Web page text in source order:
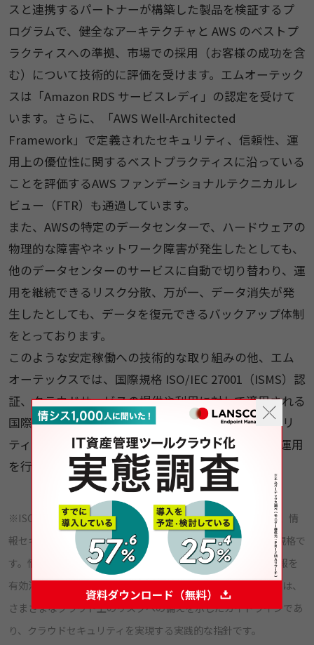
スと連携するパートナーが構築した製品を検証するプ
ログラムで、健全なアーキテクチャと AWS のベストプ
ラクティスへの準拠、市場での採用（お客様の成功を含
む）について技術的に評価を受けます。エムオーテック
スは「Amazon RDS サービスレディ」の認定を受けて
います。さらに、「AWS Well-Architected
Framework」で定義されたセキュリティ、信頼性、運
用上の優位性に関するベストプラクティスに沿っている
ことを評価するAWS ファンデーショナルテクニカルレ
ビュー（FTR）も通過しています。
また、AWSの特定のデータセンターで、ハードウェアの
物理的な障害やネットワーク障害が発生したとしても、
他のデータセンターのサービスに自動で切り替わり、運
用を継続できるリスク分散、万が一、データ消失が発
生したとしても、データを復元できるバックアップ体制
をとっております。
このような安定稼働への技術的な取り組みの他、エム
オーテックスでは、国際規格 ISO/IEC 27001（ISMS）認
証、クラウドサービスの提供や利用に対して適用される
国際規格 ISO 27017 認証を取得し※、厳格なセキュリ
ティ基準に則って、エンドポイントマネージャーの運用
を行っています。
※ISO/IEC 27001（ISMS）・ISO 27017 … ISO/IEC 27001 は、情
報セキュリティマネジメントシステム（ISMS）に関する国際規格で
す。情報の機密性・完全性・可用性の3つを適切に管理し、情報を
有効活用するための組織の枠組みを示しています。ISO 27017 は、
さまざまなクラウド上のリスクへの備えを示したガイドラインであ
り、クラウドセキュリティを実現する実践的な指針です。